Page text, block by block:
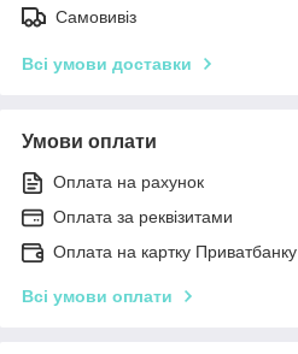
Самовивіз
Всі умови доставки
Умови оплати
Оплата на рахунок
Оплата за реквізитами
Оплата на картку Приватбанку
Всі умови оплати